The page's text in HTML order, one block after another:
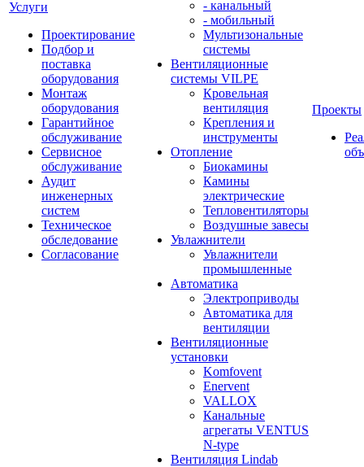
Услуги
Проектирование
Подбор и
поставка
оборудования
Монтаж
оборудования
Гарантийное
обслуживание
Сервисное
обслуживание
Аудит
инженерных
систем
Техническое
обследование
Согласование
- канальный
- мобильный
Мультизональные
системы
Вентиляционные
системы VILPE
Кровельная
вентиляция
Крепления и
инструменты
Отопление
Биокамины
Камины
электрические
Тепловентиляторы
Воздушные завесы
Увлажнители
Увлажнители
промышленные
Автоматика
Электроприводы
Автоматика для
вентиляции
Вентиляционные
установки
Komfovent
Enervent
VALLOX
Канальные
агрегаты VENTUS
N-type
Вентиляция Lindab
Проекты